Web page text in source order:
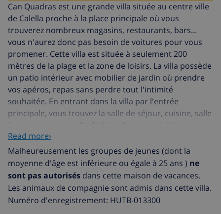
Can Quadras est une grande villa située au centre ville
de Calella proche à la place principale où vous
trouverez nombreux magasins, restaurants, bars...
vous n'aurez donc pas besoin de voitures pour vous
promener. Cette villa est située à seulement 200
mètres de la plage et la zone de loisirs. La villa possède
un patio intérieur avec mobilier de jardin où prendre
vos apéros, repas sans perdre tout l'intimité
souhaitée. En entrant dans la villa par l'entrée
principale, vous trouvez la salle de séjour, cuisine, salle
à manger et une salle de bain. Au premier étage, vous
trouvez 4 chambres à coucher et 2 salles de bains. Au
deuxième étage, vous trouvez 5 chambres à couchers
et 2 salles de bains. La décoration de la villa est
rustique et familiale, respectant ainsi son originalité de
maison de village.
Il s'agit d'une maison parfaite pour de merveilleuses
vacances sans devoir dépendre de votre voiture, de
Read more›
Malheureusement les groupes de jeunes (dont la
moyenne d'âge est inférieure ou égale à 25 ans ) ne
sont pas autorisés dans cette maison de vacances.
Les animaux de compagnie sont admis dans cette villa.
Numéro d'enregistrement: HUTB-013300